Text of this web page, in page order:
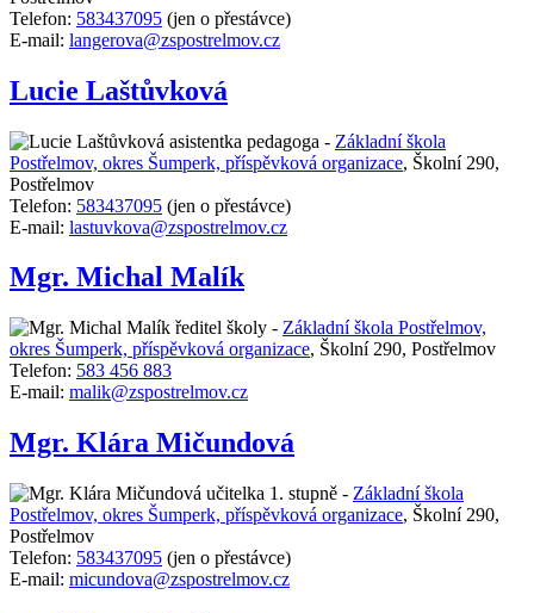
Telefon: 583437095 (jen o přestávce)
E-mail: langerova@zspostrelmov.cz
Lucie Laštůvková
asistentka pedagoga - Základní škola
Postřelmov, okres Šumperk, příspěvková organizace, Školní 290,
Postřelmov
Telefon: 583437095 (jen o přestávce)
E-mail: lastuvkova@zspostrelmov.cz
Mgr. Michal Malík
ředitel školy - Základní škola Postřelmov,
okres Šumperk, příspěvková organizace, Školní 290, Postřelmov
Telefon: 583 456 883
E-mail: malik@zspostrelmov.cz
Mgr. Klára Mičundová
učitelka 1. stupně - Základní škola
Postřelmov, okres Šumperk, příspěvková organizace, Školní 290,
Postřelmov
Telefon: 583437095 (jen o přestávce)
E-mail: micundova@zspostrelmov.cz